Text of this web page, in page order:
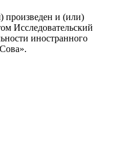
произведен и (или)
Исследовательский
иностранного